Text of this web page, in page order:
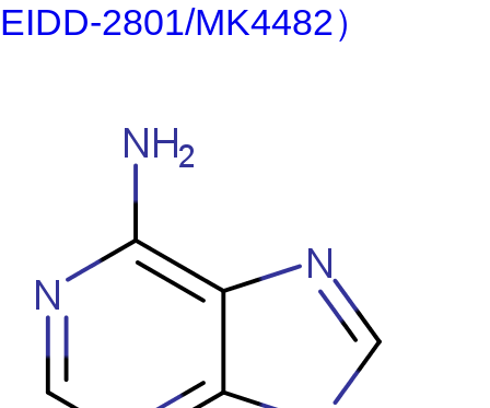
EIDD-2801/MK4482）